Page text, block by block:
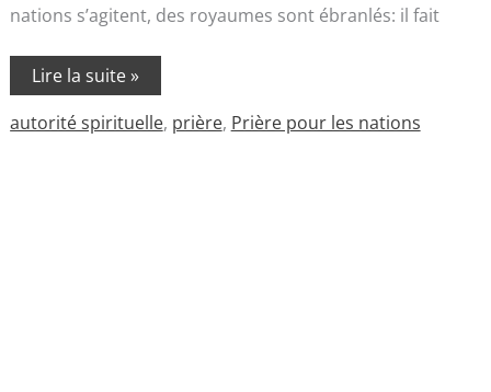
nations s’agitent, des royaumes sont ébranlés: il fait
Lire la suite »
autorité spirituelle, prière, Prière pour les nations